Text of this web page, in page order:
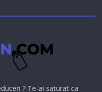
? Te-ai saturat ca